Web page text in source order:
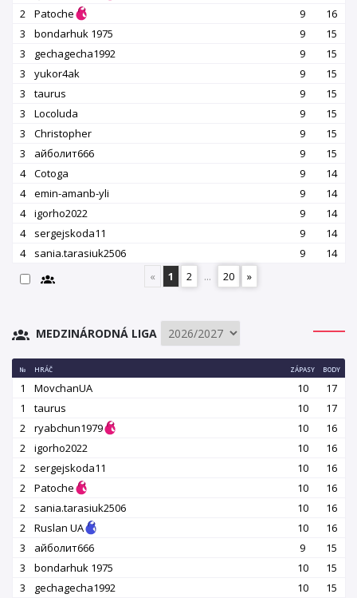
2
Patoche 9
16
3
bondarhuk 1975 9
15
3
gechagecha1992 9
15
3
yukor4ak 9
15
3
taurus 9
15
3
Locoluda 9
15
3
Christopher 9
15
3
айболит666 9
15
4
Cotoga 9
14
4
emin-amanb-yli 9
14
4
igorho2022 9
14
4
sergejskoda11 9
14
4
sania.tarasiuk2506 9
14
«
1 2 ... 20 »
MEDZINÁRODNÁ LIGA
№ HRÁČ ZÁPASY BODY
1 MovchanUA 10
17
1
taurus 10
17
2
ryabchun1979 10
16
2
igorho2022 10
16
2
sergejskoda11 10
16
2
Patoche 10
16
2
sania.tarasiuk2506 10
16
2
Ruslan UA 10
16
3
айболит666 9
15
3
bondarhuk 1975 10
15
3
gechagecha1992 10 15